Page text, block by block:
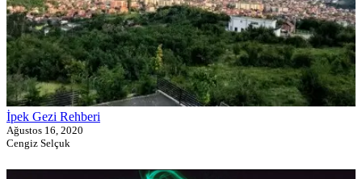
İpek Gezi Rehberi
Ağustos 16, 2020
Cengiz Selçuk